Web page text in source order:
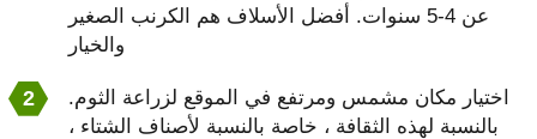
عن 4-5 سنوات. أفضل الأسلاف هم الكرنب الصغير
والخيار
اختيار مكان مشمس ومرتفع في الموقع لزراعة الثوم.
بالنسبة لهذه الثقافة ، خاصة بالنسبة لأصناف الشتاء ،